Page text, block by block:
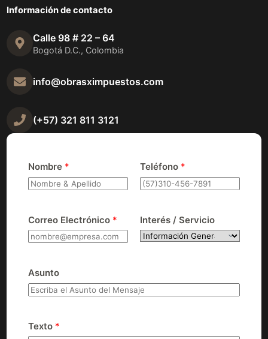
Información de contacto
Calle 98 # 22 – 64
Bogotá D.C., Colombia
info@obrasximpuestos.com
(+57) 321 811 3121
Nombre * Teléfono *
Correo Electrónico * Interés / Servicio
Asunto
Texto *